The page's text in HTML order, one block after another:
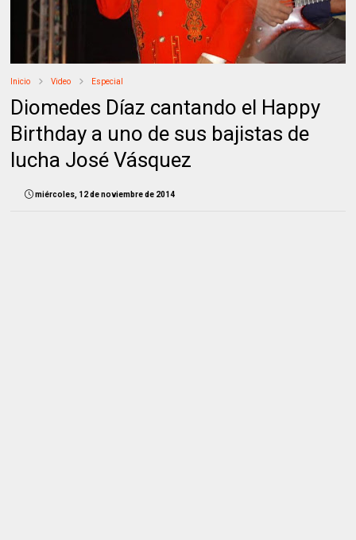
Inicio Video Especial
Diomedes Díaz cantando el Happy
Birthday a uno de sus bajistas de
lucha José Vásquez
miércoles, 12 de noviembre de 2014